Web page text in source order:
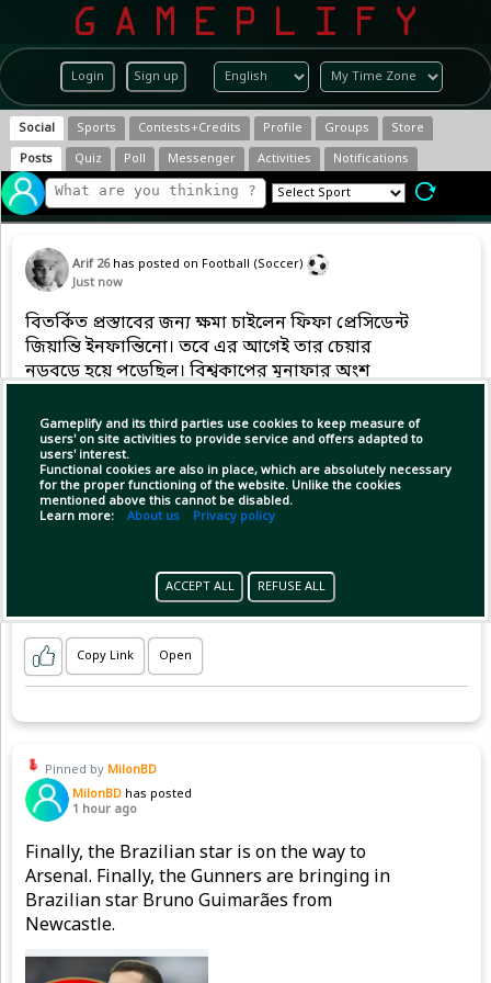
Login Sign up
Gameplify and its third parties use cookies to keep measure of
users' on site activities to provide service and offers adapted to
users' interest.
Functional cookies are also in place, which are absolutely necessary
for the proper functioning of the website. Unlike the cookies
mentioned above this cannot be disabled.
Learn more: About us Privacy policy
ACCEPT ALL REFUSE ALL
Social Sports Contests+Credits Profile Groups
Store
Posts
Quiz Poll Messenger Activities Notifications
Arif 26 has posted on Football (Soccer)
Just now
বিতর্কিত প্রস্তাবের জন্য ক্ষমা চাইলেন ফিফা প্রেসিডেন্ট
জিয়ান্তি ইনফান্তিনো। তবে এর আগেই তার চেয়ার
নড়বড়ে হয়ে পড়েছিল। বিশ্বকাপের মুনাফার অংশ
সহযোগী প্রতিষ্ঠানের মাধ্যমে বিক্রির পরিকল্পনা
করেছিলেন তিনি।
Copy Link Open
Pinned by MilonBD
MilonBD has posted
1 hour ago
Finally, the Brazilian star is on the way to
Arsenal. Finally, the Gunners are bringing in
Brazilian star Bruno Guimarães from
Newcastle.